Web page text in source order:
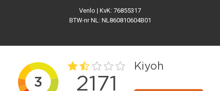
Venlo | KvK: 76855317
BTW-nr NL: NL860810604B01